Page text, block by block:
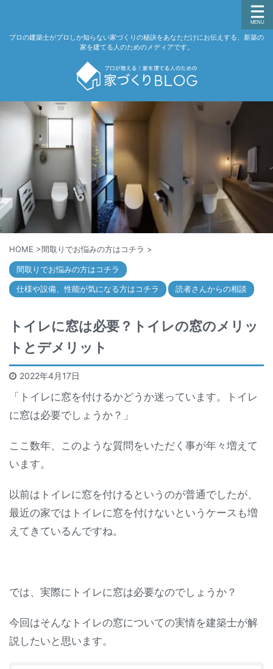
プロの建築士がプロしか知らない家づくりの秘訣をあなただけにお伝えする、新築の
家を建てる人のためのメディアです。
HOME >間取りでお悩みの方はコチラ >
間取りでお悩みの方はコチラ
仕様や設備、性能が気になる方はコチラ
読者さんからの相談
トイレに窓は必要？トイレの窓のメリッ
トとデメリット
2022年4月17日
「トイレに窓を付けるかどうか迷っています。トイレ
に窓は必要でしょうか？」
ここ数年、このような質問をいただく事が年々増えて
います。
以前はトイレに窓を付けるというのが普通でしたが、
最近の家ではトイレに窓を付けないというケースも増
えてきているんですね。
では、実際にトイレに窓は必要なのでしょうか？
今回はそんなトイレの窓についての実情を建築士が解
説したいと思います。